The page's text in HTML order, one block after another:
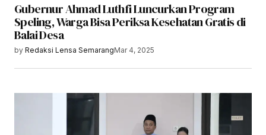
Gubernur Ahmad Luthfi Luncurkan Program
Speling, Warga Bisa Periksa Kesehatan Gratis di
Balai Desa
by Redaksi Lensa SemarangMar 4, 2025